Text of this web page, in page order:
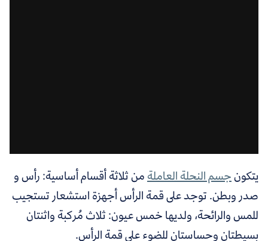
يتكونجسم النحلة العاملةمن ثلاثة أقسام أساسية: رأس و
صدر وبطن. توجد على قمة الرأس أجهزة استشعار تستجيب
للمس والرائحة، ولديها خمس عيون: ثلاث مُركبة واثنتان
بسيطتان وحساستان للضوء على قمة الرأس.